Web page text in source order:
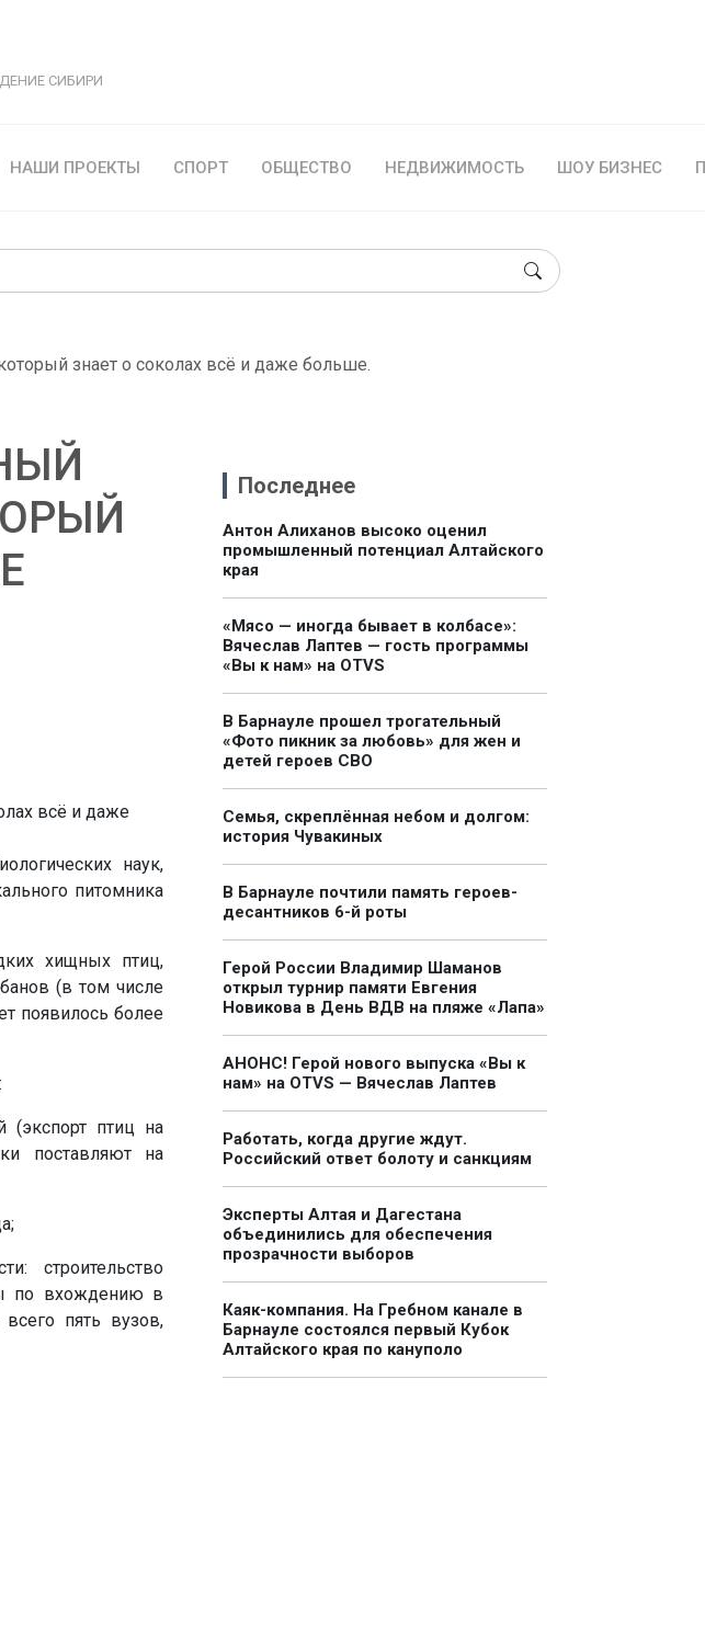
СИБИРИ
НАШИ ПРОЕКТЫ СПОРТ ОБЩЕСТВО НЕДВИЖИМОСТЬ ШОУ БИЗНЕС
знает о соколах всё и даже больше.
наук,
питомника
хищных птиц,
(в том числе
появилось более
(экспорт птиц на
поставляют на
строительство
по вхождению в
пять вузов,
Последнее
Антон Алиханов высоко оценил
промышленный потенциал Алтайского
края
«Мясо — иногда бывает в колбасе»:
Вячеслав Лаптев — гость программы
«Вы к нам» на OTVS
В Барнауле прошел трогательный
«Фото пикник за любовь» для жен и
детей героев СВО
Семья, скреплённая небом и долгом:
история Чувакиных
В Барнауле почтили память героев-
десантников 6-й роты
Герой России Владимир Шаманов
открыл турнир памяти Евгения
Новикова в День ВДВ на пляже «Лапа»
АНОНС! Герой нового выпуска «Вы к
нам» на OTVS — Вячеслав Лаптев
Работать, когда другие ждут.
Российский ответ болоту и санкциям
Эксперты Алтая и Дагестана
объединились для обеспечения
прозрачности выборов
Каяк-компания. На Гребном канале в
Барнауле состоялся первый Кубок
Алтайского края по кануполо